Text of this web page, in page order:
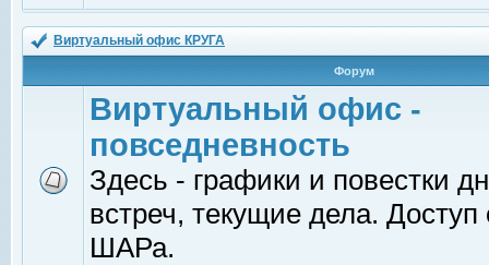
Виртуальный офис КРУГА
Форум
Виртуальный офис -
повседневность
Здесь - графики и повестки
встреч, текущие дела.
ШАРа.